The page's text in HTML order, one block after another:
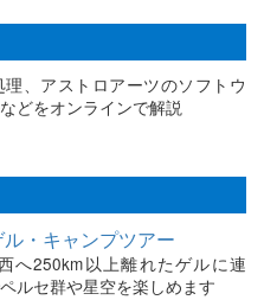
、アストロアーツのソフトウ
どをオンラインで解説
・キャンプツアー
へ250km以上離れたゲルに連
ルセ群や星空を楽しめます